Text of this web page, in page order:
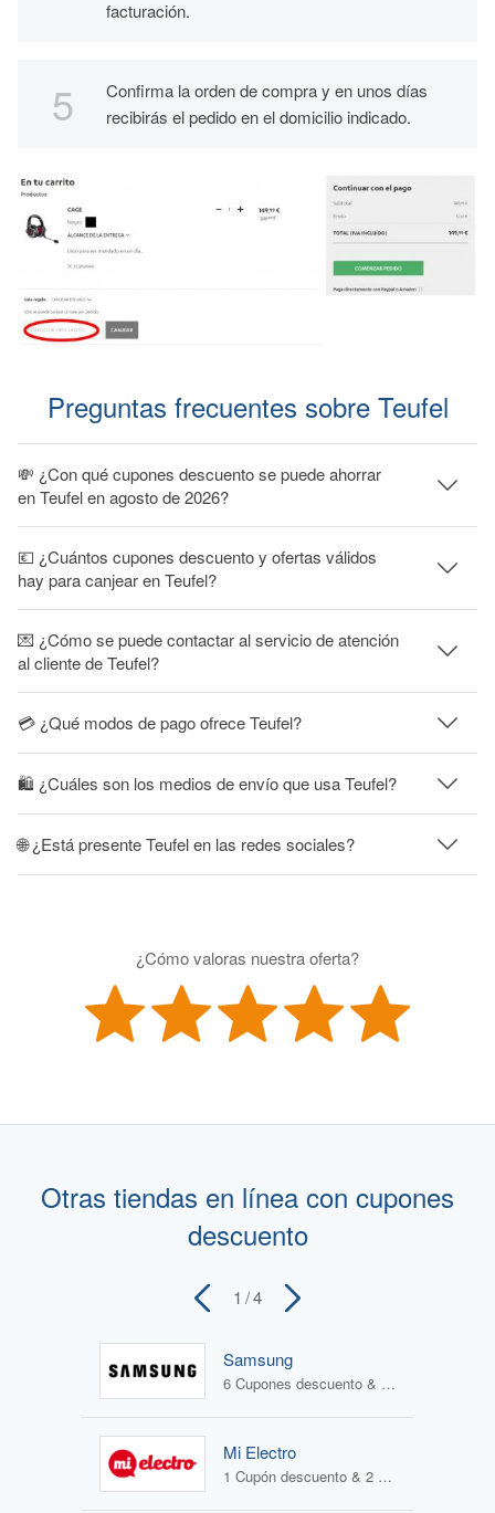
facturación.
Confirma la orden de compra y en unos días
recibirás el pedido en el domicilio indicado.
Preguntas frecuentes sobre Teufel
💸 ¿Con qué cupones descuento se puede ahorrar
en Teufel en agosto de 2026?
💶 ¿Cuántos cupones descuento y ofertas válidos
hay para canjear en Teufel?
💌 ¿Cómo se puede contactar al servicio de atención
al cliente de Teufel?
💳 ¿Qué modos de pago ofrece Teufel?
🛍 ¿Cuáles son los medios de envío que usa Teufel?
🌐 ¿Está presente Teufel en las redes sociales?
¿Cómo valoras nuestra oferta?
Otras tiendas en línea con cupones
descuento
1 / 4
Samsung
6 Cupones descuento & 4 Ofertas
Mi Electro
1 Cupón descuento & 2 Ofertas